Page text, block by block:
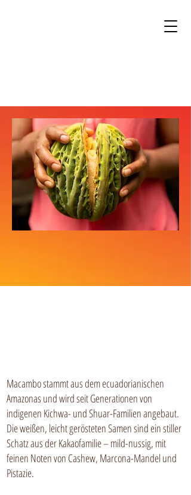
Macambo stammt aus dem ecuadorianischen
Amazonas und wird seit Generationen von
indigenen Kichwa- und Shuar-Familien angebaut.
Die weißen, leicht gerösteten Samen sind ein stiller
Schatz aus der Kakaofamilie – mild-nussig, mit
feinen Noten von Cashew, Marcona-Mandel und
Pistazie.